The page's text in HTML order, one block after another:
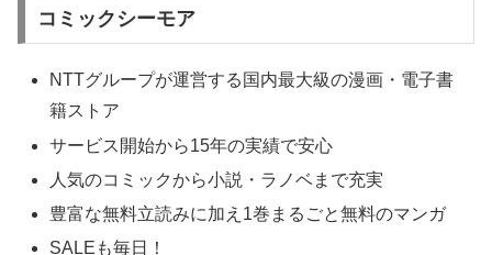
コミックシーモア
NTTグループが運営する国内最大級の漫画・電子書
籍ストア
サービス開始から15年の実績で安心
人気のコミックから小説・ラノベまで充実
豊富な無料立読みに加え1巻まるごと無料のマンガ
SALEも毎日！